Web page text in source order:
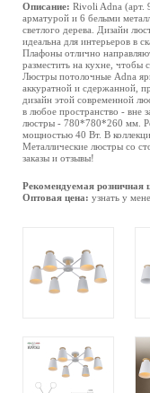
Описание: Rivoli Adna (арт.
арматурой и 6 белыми
светлого дерева. Дизайн
идеальна для интерьеров в
Плафоны отлично
разместить на кухне, чтобы
Люстры потолочные Adna
аккуратной и сдержанной,
дизайн этой современной
в любое пространство - вне
люстры - 780*780*260 мм.
мощностью 40 Вт. В
Металлические люстры со
заказы и отзывы!
Рекомендуемая розничная
Оптовая цена: узнать у